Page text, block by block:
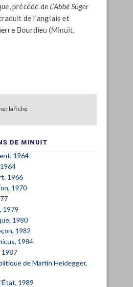
, précédé de L’Abbé Suger
de l’anglais et
Bourdieu (Minuit,
la fiche
DE MINUIT
1964
1966
1970
1979
1980
1982
1984
1987
de Martin Heidegger,
1989